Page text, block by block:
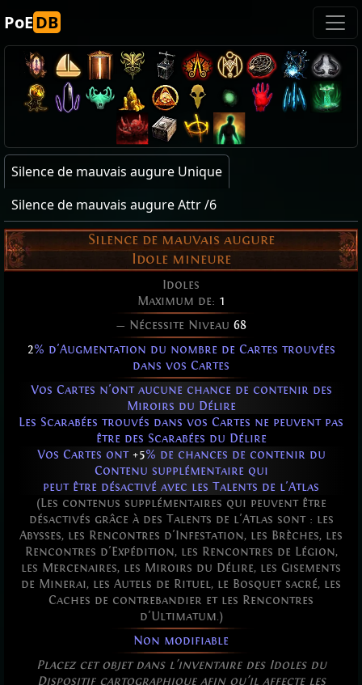
PoEDB
Silence de mauvais augure Unique
Silence de mauvais augure Attr /6
Silence de mauvais augure
Idole mineure
Idoles
Maximum de: 1
— Nécessite Niveau 68
2% d'Augmentation du nombre de Cartes trouvées
dans vos Cartes
Vos Cartes n'ont aucune chance de contenir des
Miroirs du Délire
Les Scarabées trouvés dans vos Cartes ne peuvent pas
être des Scarabées du Délire
Vos Cartes ont +5% de chances de contenir du
Contenu supplémentaire qui
peut être désactivé avec les Talents de l'Atlas
(Les contenus supplémentaires qui peuvent être
désactivés grâce à des Talents de l'Atlas sont : les
Abysses, les Rencontres d'Infestation, les Brèches, les
Rencontres d'Expédition, les Rencontres de Légion,
les Mercenaires, les Miroirs du Délire, les Gisements
de Minerai, les Autels de Rituel, le Bosquet sacré, les
Caches de contrebandier et les Rencontres
d'Ultimatum.)
Non modifiable
Placez cet objet dans l'inventaire des Idoles du
Dispositif cartographique afin qu'il affecte les